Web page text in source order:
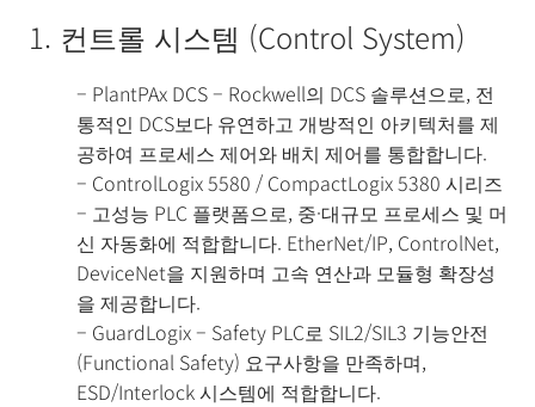
1. 컨트롤 시스템 (Control System)
– PlantPAx DCS – Rockwell의 DCS 솔루션으로, 전
통적인 DCS보다 유연하고 개방적인 아키텍처를 제
공하여 프로세스 제어와 배치 제어를 통합합니다.
– ControlLogix 5580 / CompactLogix 5380 시리즈
– 고성능 PLC 플랫폼으로, 중·대규모 프로세스 및 머
신 자동화에 적합합니다. EtherNet/IP, ControlNet,
DeviceNet을 지원하며 고속 연산과 모듈형 확장성
을 제공합니다.
– GuardLogix – Safety PLC로 SIL2/SIL3 기능안전
(Functional Safety) 요구사항을 만족하며,
ESD/Interlock 시스템에 적합합니다.